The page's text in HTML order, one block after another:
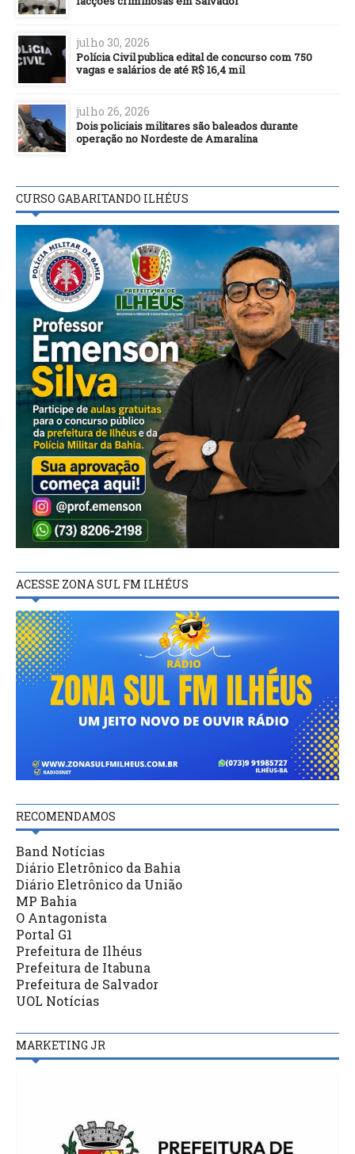
julho 30, 2026
Polícia Civil publica edital de concurso com 750
vagas e salários de até R$ 16,4 mil
julho 26, 2026
Dois policiais militares são baleados durante
operação no Nordeste de Amaralina
CURSO GABARITANDO ILHÉUS
ACESSE ZONA SUL FM ILHÉUS
RECOMENDAMOS
Band Notícias
Diário Eletrônico da Bahia
Diário Eletrônico da União
MP Bahia
O Antagonista
Portal G1
Prefeitura de Ilhéus
Prefeitura de Itabuna
Prefeitura de Salvador
UOL Notícias
MARKETING JR